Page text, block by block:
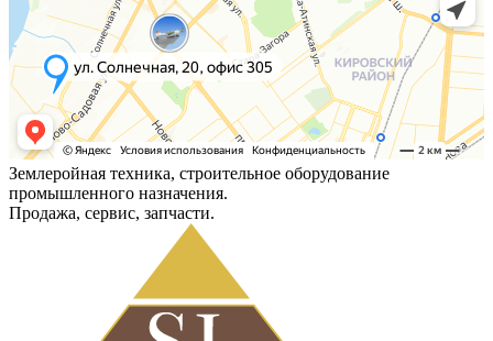
Землеройная техника, строительное оборудование
промышленного назначения.
Продажа, сервис, запчасти.